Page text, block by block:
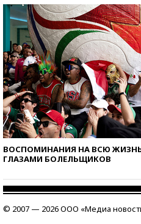
ВОСПОМИНАНИЯ НА ВСЮ
ГЛАЗАМИ БОЛЕЛЬЩИКОВ
© 2007 — 2026 ООО «Медиа